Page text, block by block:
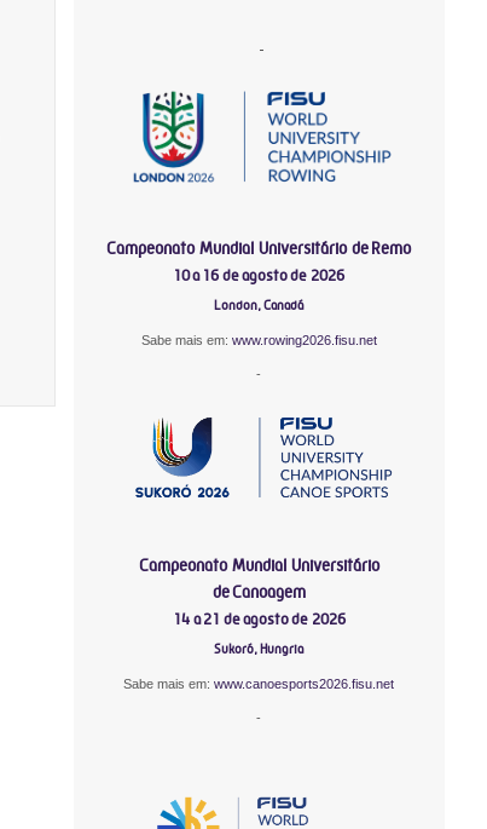
-
Campeonato Mundial Universitário de Remo
10 a 16 de agosto de 2026
London, Canadá
Sabe mais em: www.rowing2026.fisu.net
-
Campeonato Mundial Universitário
de Canoagem
14 a 21 de agosto de 2026
Sukoró, Hungria
Sabe mais em:www.canoesports2026.fisu.net
-